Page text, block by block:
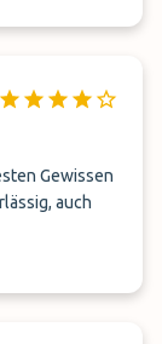
was
vereinbart,
, voller Zoll
der
auch
Gewissen
auch